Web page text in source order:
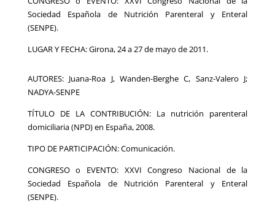
Sociedad Española de Nutrición Parenteral y Enteral
(SENPE).
LUGAR Y FECHA: Girona, 24 a 27 de mayo de 2011.
AUTORES: Juana-Roa J, Wanden-Berghe C, Sanz-Valero J;
NADYA-SENPE
TÍTULO DE LA CONTRIBUCIÓN: La nutrición parenteral
domiciliaria (NPD) en España, 2008.
TIPO DE PARTICIPACIÓN: Comunicación.
CONGRESO o EVENTO: XXVI Congreso Nacional de la
Sociedad Española de Nutrición Parenteral y Enteral
(SENPE).